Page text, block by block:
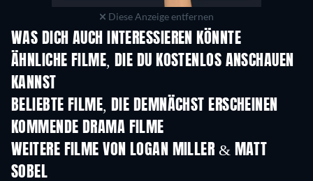
Diese Anzeige entfernen
WAS DICH AUCH INTERESSIEREN KÖNNTE
ÄHNLICHE FILME, DIE DU KOSTENLOS ANSCHAUEN
KANNST
BELIEBTE FILME, DIE DEMNÄCHST ERSCHEINEN
KOMMENDE DRAMA FILME
WEITERE FILME VON LOGAN MILLER & MATT
SOBEL